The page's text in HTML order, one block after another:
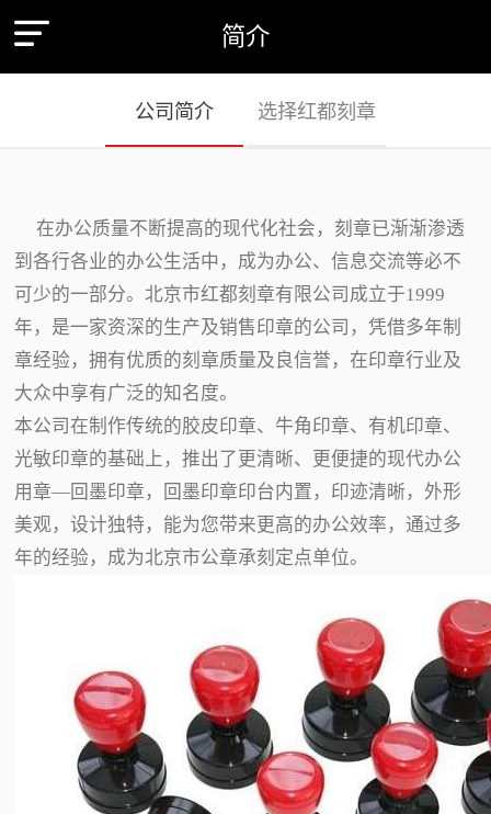
简介
公司简介 选择红都刻章
在办公质量不断提高的现代化社会，刻章已渐渐渗透
到各行各业的办公生活中，成为办公、信息交流等必不
可少的一部分。北京市红都刻章有限公司成立于1999
年，是一家资深的生产及销售印章的公司，凭借多年制
章经验，拥有优质的刻章质量及良信誉，在印章行业及
大众中享有广泛的知名度。
本公司在制作传统的胶皮印章、牛角印章、有机印章、
光敏印章的基础上，推出了更清晰、更便捷的现代办公
用章—回墨印章，回墨印章印台内置，印迹清晰，外形
美观，设计独特，能为您带来更高的办公效率，通过多
年的经验，成为北京市公章承刻定点单位。